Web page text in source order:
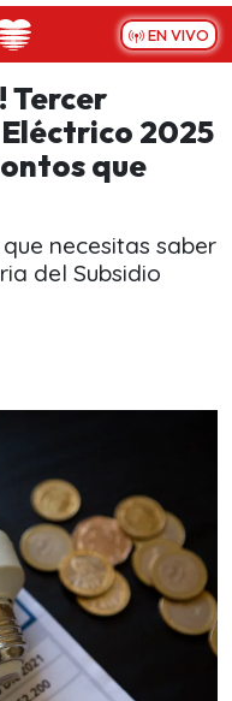
EN VIVO
Tercer
2025
que
necesitas saber
del Subsidio